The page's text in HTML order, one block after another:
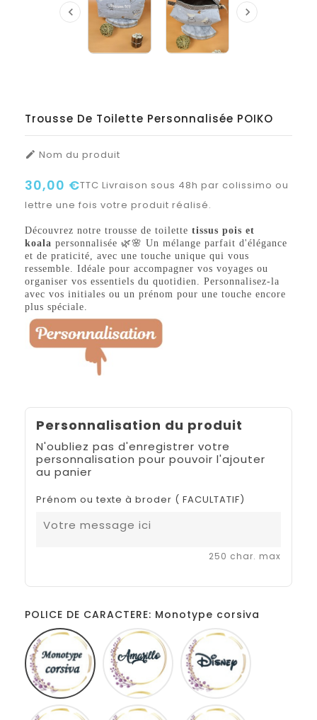
 
Trousse De Toilette Personnalisée POIKO
 Nom du produit
30,00 €TTC Livraison sous 48h par colissimo ou
lettre une fois votre produit réalisé.
Découvrez notre trousse de toilette tissus pois et
koala personnalisée 🌿🌸 Un mélange parfait d'élégance
et de praticité, avec une touche unique qui vous
ressemble. Idéale pour accompagner vos voyages ou
organiser vos essentiels du quotidien. Personnalisez-la
avec vos initiales ou un prénom pour une touche encore
plus spéciale.
Personnalisation du produit
N'oubliez pas d'enregistrer votre
personnalisation pour pouvoir l'ajouter
au panier
Prénom ou texte à broder ( FACULTATIF)
250 char. max
POLICE DE CARACTERE: Monotype corsiva
Monotype
corsiva
Amarillo
Comic
French